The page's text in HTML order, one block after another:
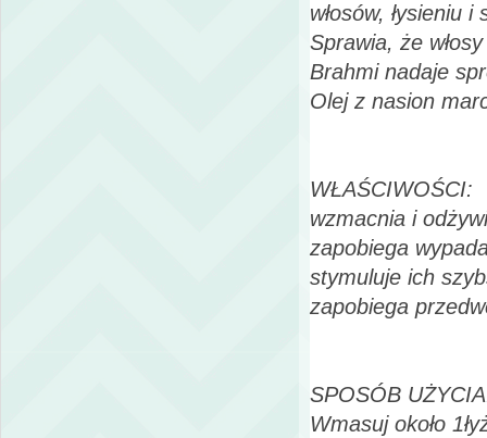
włosów, łysieniu
Sprawia, że
Brahmi nadaje
Olej z nasion
WŁAŚCIWOŚCI:
wzmacnia i
zapobiega
stymuluje ich
zapobiega
SPOSÓB
Wmasuj około